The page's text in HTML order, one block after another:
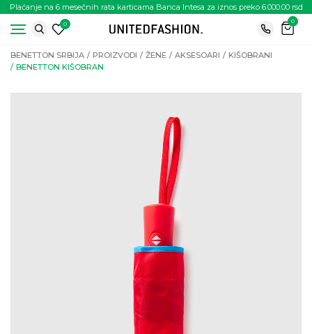
Plaćanje na 6 mesečnih rata karticama Banca Intesa za iznos preko 6.000.00 rsd
0
0
BENETTON SRBIJA PROIZVODI ŽENE AKSESOARI
KIŠOBRANI
BENETTON KIŠOBRAN